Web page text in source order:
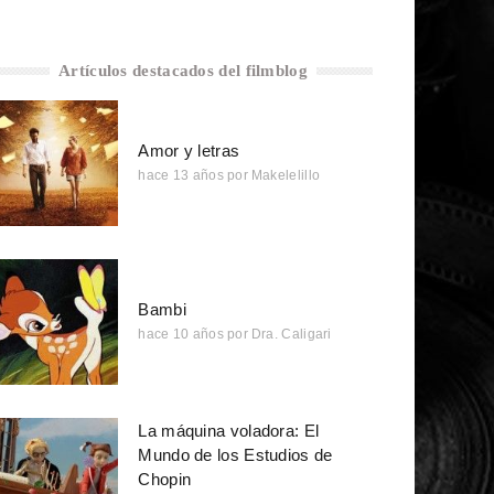
Artículos destacados del filmblog
Amor y letras
hace 13 años por Makelelillo
Bambi
hace 10 años por Dra. Caligari
La máquina voladora: El
Mundo de los Estudios de
Chopin